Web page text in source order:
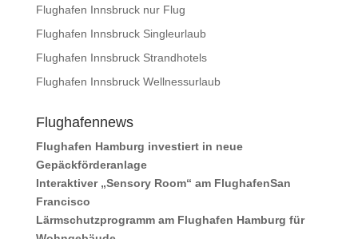
Flughafen Innsbruck nur Flug
Flughafen Innsbruck Singleurlaub
Flughafen Innsbruck Strandhotels
Flughafen Innsbruck Wellnessurlaub
Flughafennews
Flughafen Hamburg investiert in neue
Gepäckförderanlage
Interaktiver „Sensory Room“ am FlughafenSan
Francisco
Lärmschutzprogramm am Flughafen Hamburg für